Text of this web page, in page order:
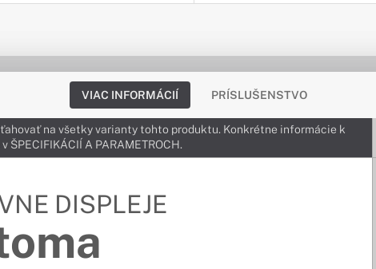
VIAC INFORMÁCIÍ PRÍSLUŠENSTVO
na všetky varianty tohto produktu. Konkrétne informácie k
A PARAMETROCH.
DISPLEJE